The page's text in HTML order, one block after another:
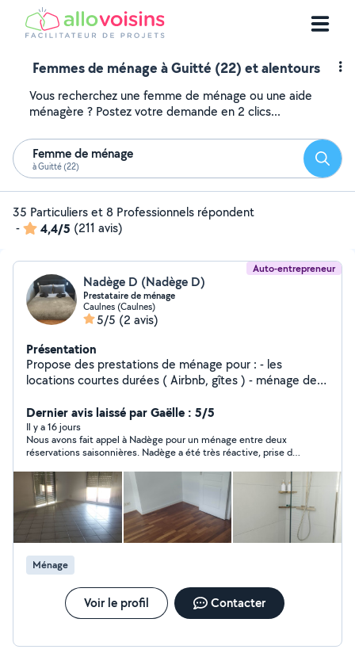
Femmes de ménage à Guitté (22) et alentours
Vous recherchez une femme de ménage ou une aide
ménagère ? Postez votre demande en 2 clics...
Femme de ménage
à Guitté (22)
35 Particuliers et 8 Professionnels répondent
-
4,4/5 (211 avis)
Auto-entrepreneur
Nadège D (Nadège D)
Prestataire de ménage
Caulnes (Caulnes)
5/5 (2 avis)
Présentation
Propose des prestations de ménage pour : - les
locations courtes durées ( Airbnb, gîtes ) - ménage de
TARIFS AU FORFAIT OU À L'HEURE selon la prestation.
PLUSIEURS ANNÉES D'EXPÉRIENCE
Dernier avis laissé par Gaëlle : 5/5
Il y a 16 jours
Nous avons fait appel à Nadège pour un ménage entre deux
réservations saisonnières. Nadège a été très réactive, prise de
besoin. Logement parfait. Nous recommandons et ferons
appel, de nouveau, à ses services. Merci.
Ménage
Voir le profil Contacter